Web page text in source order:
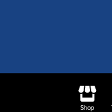
Shop